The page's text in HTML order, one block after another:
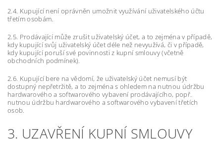
2.4. Kupující není oprávněn umožnit využívání uživatelského účtu
třetím osobám.
2.5. Prodávající může zrušit uživatelský účet, a to zejména v případě,
kdy kupující svůj uživatelský účet déle než nevyužívá, či v případě,
kdy kupující poruší své povinnosti z kupní smlouvy (včetně
obchodních podmínek).
2.6. Kupující bere na vědomí, že uživatelský účet nemusí být
dostupný nepřetržitě, a to zejména s ohledem na nutnou údržbu
hardwarového a softwarového vybavení prodávajícího, popř.
nutnou údržbu hardwarového a softwarového vybavení třetích
osob.
3. UZAVŘENÍ KUPNÍ SMLOUVY